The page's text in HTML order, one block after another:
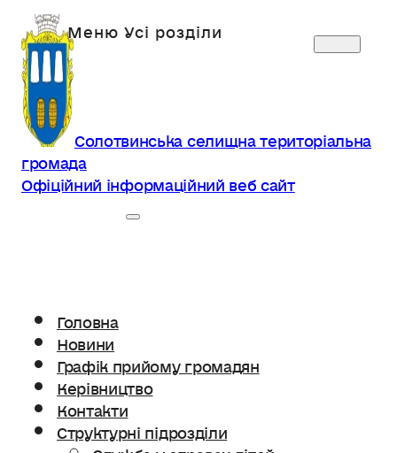
Солотвинська селищна територіальна
громада
Офіційний інформаційний веб сайт
Головна
Новини
Графік прийому громадян
Керівництво
Контакти
Структурні підрозділи